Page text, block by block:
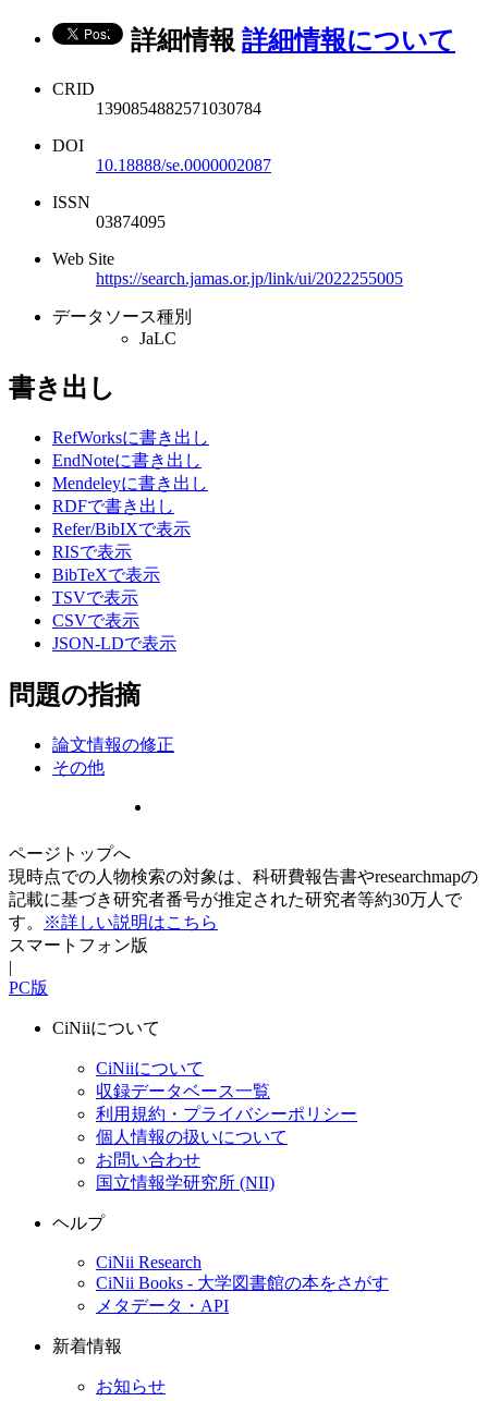
詳細情報 詳細情報について
CRID
1390854882571030784
DOI
10.18888/se.0000002087
ISSN
03874095
Web Site
https://search.jamas.or.jp/link/ui/2022255005
データソース種別
JaLC
書き出し
RefWorksに書き出し
EndNoteに書き出し
Mendeleyに書き出し
RDFで書き出し
Refer/BibIXで表示
RISで表示
BibTeXで表示
TSVで表示
CSVで表示
JSON-LDで表示
問題の指摘
論文情報の修正
その他
ページトップへ
現時点での人物検索の対象は、科研費報告書やresearchmapの
記載に基づき研究者番号が推定された研究者等約30万人で
す。
※詳しい説明はこちら
スマートフォン版
|
PC版
CiNiiについて
CiNiiについて
収録データベース一覧
利用規約・プライバシーポリシー
個人情報の扱いについて
お問い合わせ
国立情報学研究所 (NII)
ヘルプ
CiNii Research
CiNii Books - 大学図書館の本をさがす
メタデータ・API
新着情報
お知らせ